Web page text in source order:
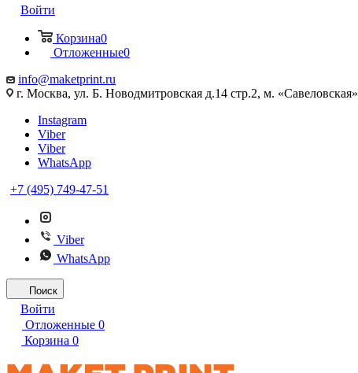
Войти
Корзина0
Отложенные0
info@maketprint.ru
г. Москва, ул. Б. Новодмитровская д.14 стр.2, м. «Савеловская»
Instagram
Viber
Viber
WhatsApp
+7 (495) 749-47-51
Viber
WhatsApp
Поиск
Войти
Отложенные 0
Корзина 0